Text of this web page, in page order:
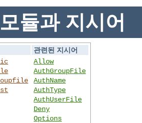
듈과 지시어
관련된 지시어
Allow
AuthGroupFile
AuthName
AuthType
AuthUserFile
Deny
Options